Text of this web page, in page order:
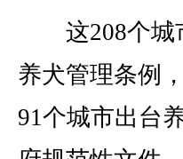
这208个城
养犬管理条例
91个城市出台